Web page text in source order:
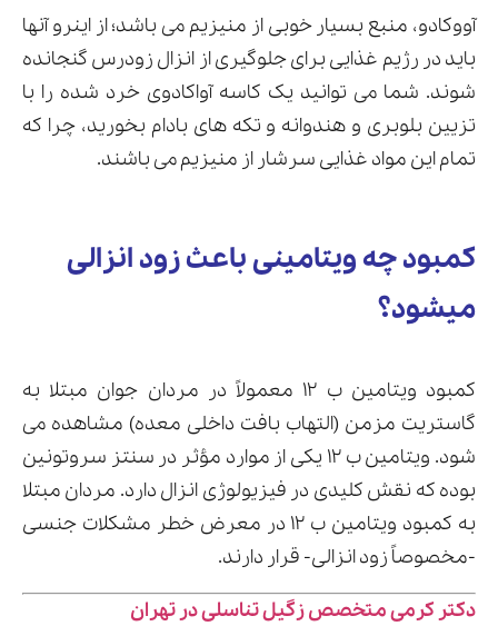
آووکادو، منبع بسیار خوبی از منیزیم می باشد؛ از اینرو آنها
باید در رژیم غذایی برای جلوگیری از انزال زودرس گنجانده
شوند. شما می توانید یک کاسه آواکادوی خرد شده را با
تزیین بلوبری و هندوانه و تکه های بادام بخورید، چرا که
تمام این مواد غذایی سرشار از منیزیم می باشند.
کمبود چه ویتامینی باعث زود انزالی
میشود؟
کمبود ویتامین ب ۱۲ معمولاً در مردان جوان مبتلا به
گاستریت مزمن (التهاب بافت داخلی معده) مشاهده می
شود. ویتامین ب ۱۲ یکی از موارد مؤثر در سنتز سروتونین
بوده که نقش کلیدی در فیزیولوژی انزال دارد. مردان مبتلا
به کمبود ویتامین ب ۱۲ در معرض خطر مشکلات جنسی
-مخصوصاً زود انزالی- قرار دارند.
دکتر کرمی متخصص زگیل تناسلی در تهران